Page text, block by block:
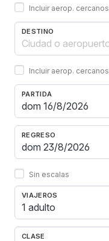
Incluir aerop. cercanos
DESTINO
Incluir aerop. cercanos
PARTIDA
REGRESO
Sin escalas
VIAJEROS
1 adulto
CLASE